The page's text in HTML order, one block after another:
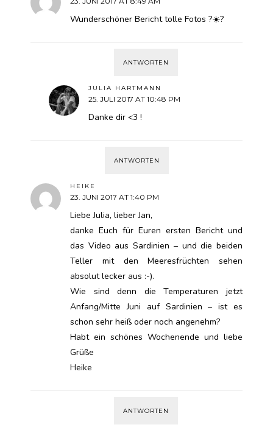
Wunderschöner Bericht tolle Fotos ?☀️?
ANTWORTEN
JULIA HARTMANN
25. JULI 2017 AT 10:48 PM
Danke dir <3 !
ANTWORTEN
HEIKE
23. JUNI 2017 AT 1:40 PM
Liebe Julia, lieber Jan,
danke Euch für Euren ersten Bericht und
das Video aus Sardinien – und die beiden
Teller mit den Meeresfrüchten sehen
absolut lecker aus :-).
Wie sind denn die Temperaturen jetzt
Anfang/Mitte Juni auf Sardinien – ist es
schon sehr heiß oder noch angenehm?
Habt ein schönes Wochenende und liebe
Grüße
Heike
ANTWORTEN